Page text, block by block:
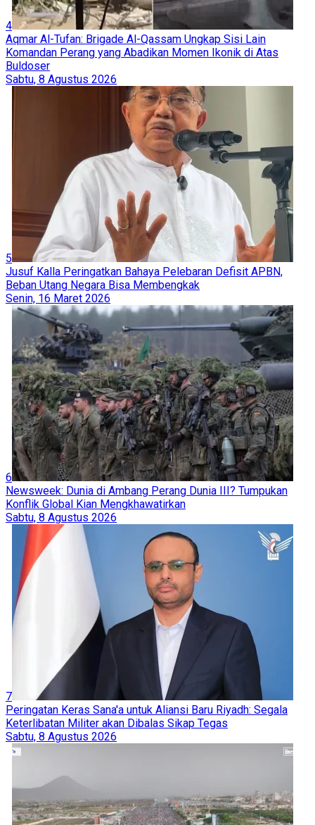
4
Aqmar Al-Tufan: Brigade Al-Qassam Ungkap Sisi Lain
Komandan Perang yang Abadikan Momen Ikonik di Atas
Buldoser
Sabtu, 8 Agustus 2026
5
Jusuf Kalla Peringatkan Bahaya Pelebaran Defisit APBN,
Beban Utang Negara Bisa Membengkak
Senin, 16 Maret 2026
6
Newsweek: Dunia di Ambang Perang Dunia III? Tumpukan
Konflik Global Kian Mengkhawatirkan
Sabtu, 8 Agustus 2026
7
Peringatan Keras Sana'a untuk Aliansi Baru Riyadh: Segala
Keterlibatan Militer akan Dibalas Sikap Tegas
Sabtu, 8 Agustus 2026